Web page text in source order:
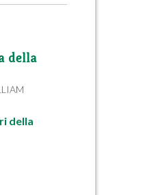
della
della